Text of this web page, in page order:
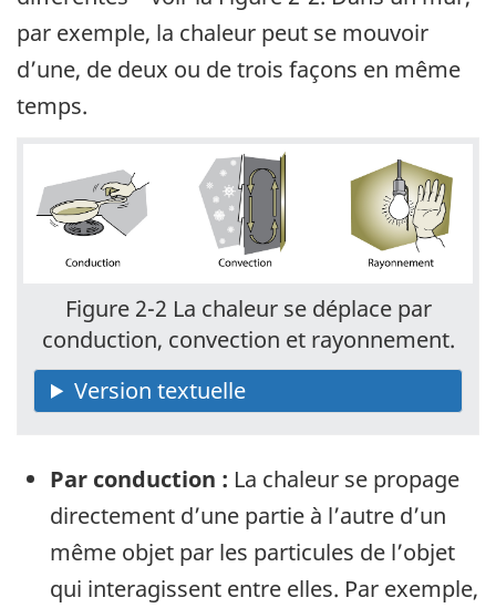
par exemple, la chaleur peut se mouvoir
d’une, de deux ou de trois façons en même
temps.
Figure 2-2 La chaleur se déplace par
conduction, convection et rayonnement.
Par conduction : La chaleur se propage
directement d’une partie à l’autre d’un
même objet par les particules de l’objet
qui interagissent entre elles. Par exemple,